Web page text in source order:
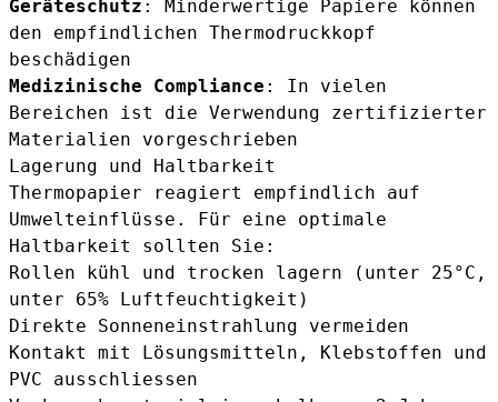
Geräteschutz : Minderwertige Papiere können
den empfindlichen Thermodruckkopf
beschädigen
Medizinische Compliance : In vielen
Bereichen ist die Verwendung zertifizierter
Materialien vorgeschrieben
Lagerung und Haltbarkeit
Thermopapier reagiert empfindlich auf
Umwelteinflüsse. Für eine optimale
Haltbarkeit sollten Sie:
Rollen kühl und trocken lagern (unter 25°C,
unter 65% Luftfeuchtigkeit)
Direkte Sonneneinstrahlung vermeiden
Kontakt mit Lösungsmitteln, Klebstoffen und
PVC ausschliessen